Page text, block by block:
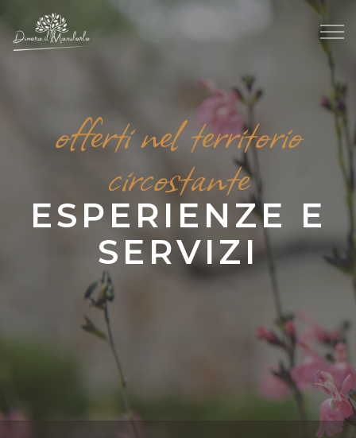
offerti nel territorio
circostante
ESPERIENZE E
SERVIZI